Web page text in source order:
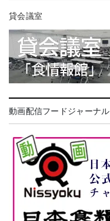
貸会議室
動画配信フードジャーナル